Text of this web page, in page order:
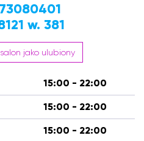
w. 381
jako ulubiony
15:00 - 22:00
15:00 - 22:00
15:00 - 22:00